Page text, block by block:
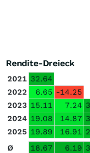
Rendite-Dreieck
2021 32.64
2022
6.65 -14.25
2023 15.11 7.24
2024 19.08 14.87
2025 19.89 16.91
Ø
18.67 6.19